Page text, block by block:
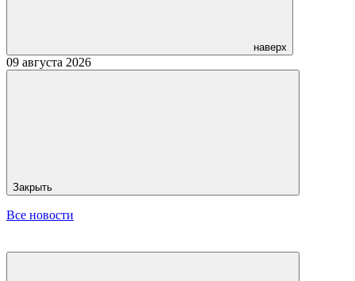
наверх
09 августа 2026
Закрыть
Все новости